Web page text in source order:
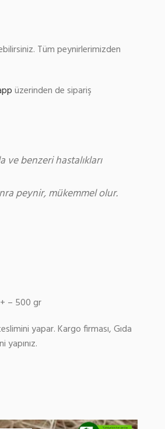
Tüm peynirlerimizden
üzerinden de sipariş
benzeri hastalıkları
peynir, mükemmel olur.
– 500 gr
yapar. Kargo firması, Gıda